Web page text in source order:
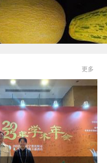
更多